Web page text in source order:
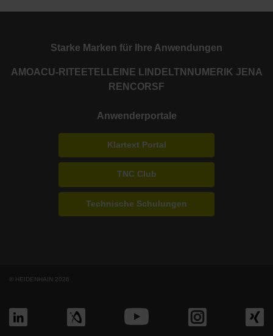
Starke Marken für Ihre Anwendungen
AMOACU-RITE ETEL LEINE LINDE LTN NUMERIK JENA
RENCORSF
Anwenderportale
Klartext Portal
TNC Club
Technische Schulungen
© HEIDENHAIN 2026